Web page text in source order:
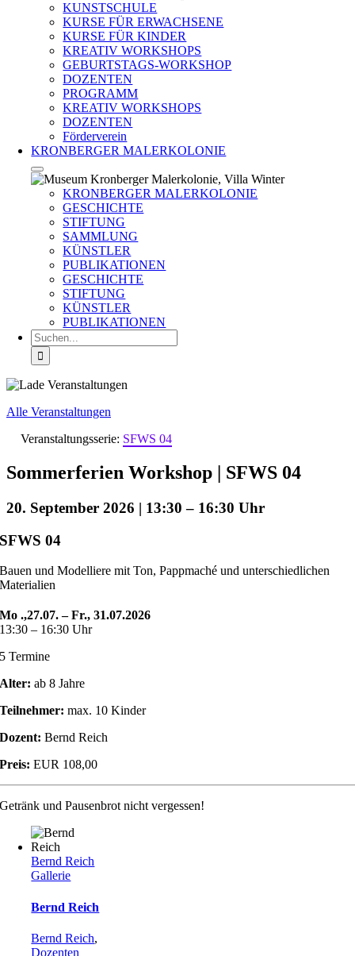
KUNSTSCHULE
KURSE FÜR ERWACHSENE
KURSE FÜR KINDER
KREATIV WORKSHOPS
GEBURTSTAGS-WORKSHOP
DOZENTEN
PROGRAMM
KREATIV WORKSHOPS
DOZENTEN
Förderverein
KRONBERGER MALERKOLONIE
KRONBERGER MALERKOLONIE
GESCHICHTE
STIFTUNG
SAMMLUNG
KÜNSTLER
PUBLIKATIONEN
GESCHICHTE
STIFTUNG
KÜNSTLER
PUBLIKATIONEN
Suche
nach:
Alle Veranstaltungen
Veranstaltungsserie: SFWS 04
Sommerferien Workshop | SFWS 04
20. September 2026 | 13:30 – 16:30
SFWS 04
Bauen und Modelliere mit Ton, Pappmaché und unterschiedlichen
Materialien
Mo .,27.07. – Fr., 31.07.2026
13:30 – 16:30 Uhr
5 Termine
Alter: ab 8 Jahre
Teilnehmer: max. 10 Kinder
Dozent: Bernd Reich
Preis: EUR 108,00
Getränk und Pausenbrot nicht vergessen!
Bernd Reich
Gallerie
Bernd Reich
Bernd Reich,
Dozenten